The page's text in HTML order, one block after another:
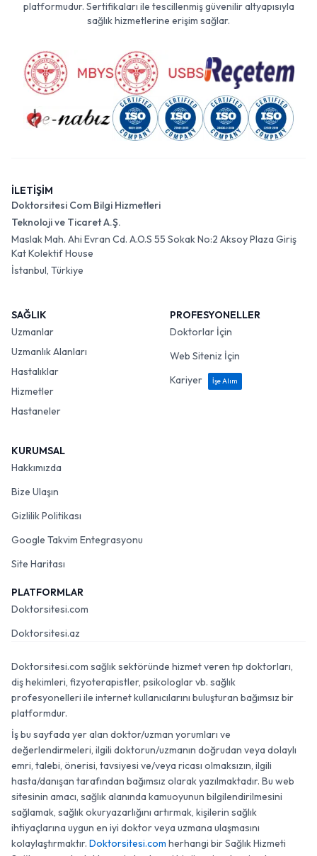
platformudur. Sertifikaları ile tescillenmiş güvenilir altyapısıyla
sağlık hizmetlerine erişim sağlar.
İLETİŞİM
Doktorsitesi Com Bilgi Hizmetleri
Teknoloji ve Ticaret A.Ş.
Maslak Mah. Ahi Evran Cd. A.O.S 55 Sokak No:2 Aksoy Plaza Giriş
Kat Kolektif House
İstanbul, Türkiye
SAĞLIK
Uzmanlar
Uzmanlık Alanları
Hastalıklar
Hizmetler
Hastaneler
PROFESYONELLER
Doktorlar İçin
Web Siteniz İçin
Kariyer
İşe Alım
KURUMSAL
Hakkımızda
Bize Ulaşın
Gizlilik Politikası
Google Takvim Entegrasyonu
Site Haritası
PLATFORMLAR
Doktorsitesi.com
Doktorsitesi.az
Doktorsitesi.com sağlık sektöründe hizmet veren tıp doktorları,
diş hekimleri, fizyoterapistler, psikologlar vb. sağlık
profesyonelleri ile internet kullanıcılarını buluşturan bağımsız bir
platformdur.
İş bu sayfada yer alan doktor/uzman yorumları ve
değerlendirmeleri, ilgili doktorun/uzmanın doğrudan veya dolaylı
emri, talebi, önerisi, tavsiyesi ve/veya ricası olmaksızın, ilgili
hasta/danışan tarafından bağımsız olarak yazılmaktadır. Bu web
sitesinin amacı, sağlık alanında kamuoyunun bilgilendirilmesini
sağlamak, sağlık okuryazarlığını artırmak, kişilerin sağlık
ihtiyaçlarına uygun en iyi doktor veya uzmana ulaşmasını
kolaylaştırmaktır. Doktorsitesi.com herhangi bir Sağlık Hizmeti